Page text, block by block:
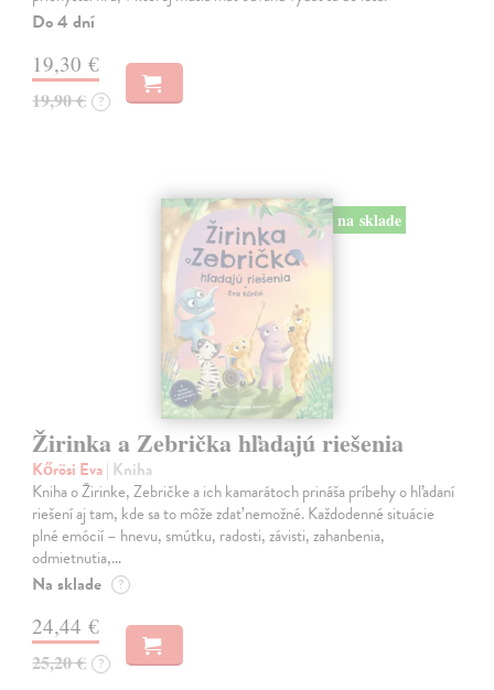
Do 4 dní
19,30 €
19,90 € ?
na sklade
Žirinka a Zebrička hľadajú riešenia
Kőrösi Eva| Kniha
Kniha o Žirinke, Zebričke a ich kamarátoch prináša príbehy o hľadaní
riešení aj tam, kde sa to môže zdať nemožné. Každodenné situácie
plné emócií – hnevu, smútku, radosti, závisti, zahanbenia,
odmietnutia,…
Na sklade ?
24,44 €
25,20 € ?